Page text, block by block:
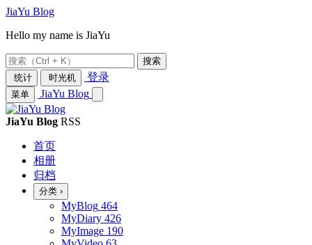
JiaYu Blog
Hello my name is JiaYu
搜索
统计
时光机 登录
菜单 JiaYu Blog
JiaYu Blog RSS
首页
相册
归档
分类 ›
MyBlog 464
MyDiary 426
MyImage 190